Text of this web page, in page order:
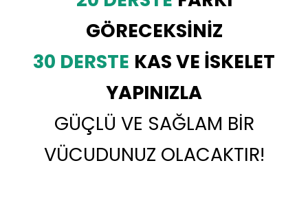
GÖRECEKSİNİZ
30 DERSTE KAS VE İSKELET
YAPINIZLA
GÜÇLÜ VE SAĞLAM BİR
VÜCUDUNUZ OLACAKTIR!